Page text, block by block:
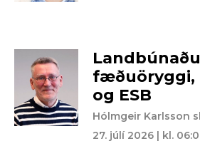
fæðuöryggi,
og ESB
Hólmgeir Karlsson
27. júlí 2026 | kl.